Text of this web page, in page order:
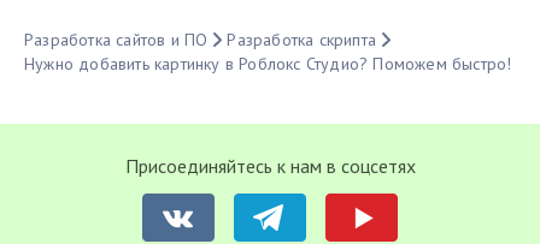
Разработка сайтов и ПО
Разработка скрипта
Нужно добавить картинку в Роблокс Студио? Поможем быстро!
Присоединяйтесь к нам в соцсетях